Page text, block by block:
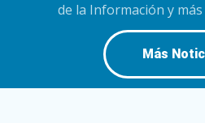
de la Información y
Más